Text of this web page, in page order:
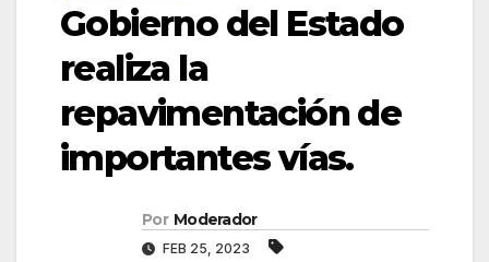
Gobierno del Estado
realiza la
repavimentación de
importantes vías.
Por Moderador
FEB 25, 2023